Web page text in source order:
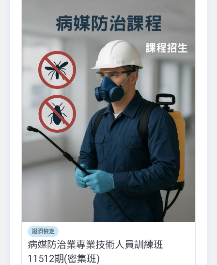
證照檢定
病媒防治業專業技術人員訓練班
11512期(密集班)